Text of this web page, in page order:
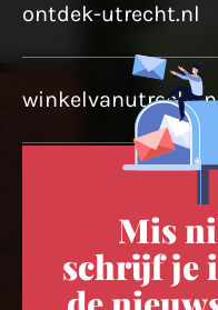
ontdek-utrecht.nl
utrechtpartners.nl
Mis
schrijf je